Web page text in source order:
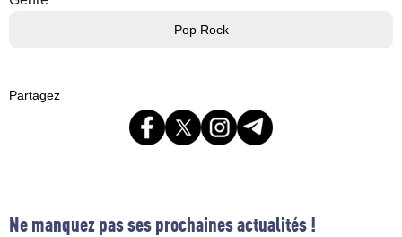
Pop Rock
Partagez
Ne manquez pas ses prochaines actualités !